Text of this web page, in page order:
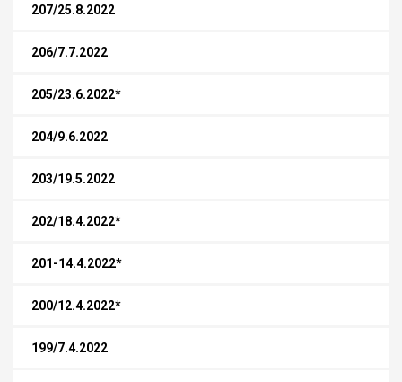
207/25.8.2022
206/7.7.2022
205/23.6.2022*
204/9.6.2022
203/19.5.2022
202/18.4.2022*
201-14.4.2022*
200/12.4.2022*
199/7.4.2022